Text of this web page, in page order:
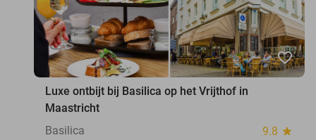
favorite_border
Luxe ontbijt bij Basilica op het Vrijthof in
Maastricht
Basilica
9.8 star